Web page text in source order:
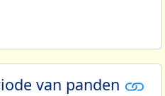
van panden